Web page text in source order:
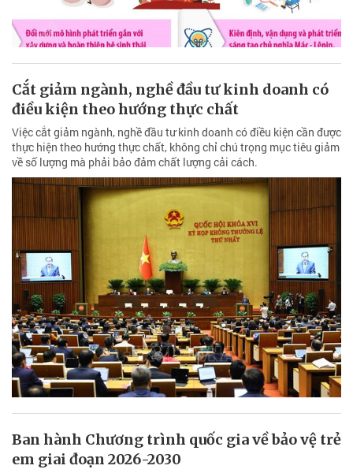
Cắt giảm ngành, nghề đầu tư kinh doanh có
điều kiện theo hướng thực chất
Việc cắt giảm ngành, nghề đầu tư kinh doanh có điều kiện cần được
thực hiện theo hướng thực chất, không chỉ chú trọng mục tiêu giảm
về số lượng mà phải bảo đảm chất lượng cải cách.
Ban hành Chương trình quốc gia về bảo vệ trẻ
em giai đoạn 2026-2030